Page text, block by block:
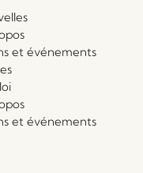
et événements
et événements